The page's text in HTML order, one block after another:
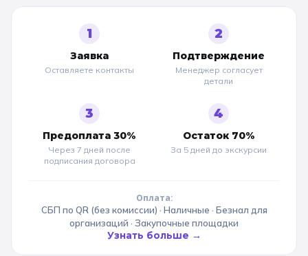
1
Заявка
Оставляете контакты
2
Подтверждение
Менеджер согласует
детали
3
Предоплата 30%
Через 7 дней после
подписания договора
4
Остаток 70%
За 5 дней до экскурсии
Оплата:
СБП по QR (без комиссии) · Наличные · Безнал для
организаций · Закупочные площадки
Узнать больше →